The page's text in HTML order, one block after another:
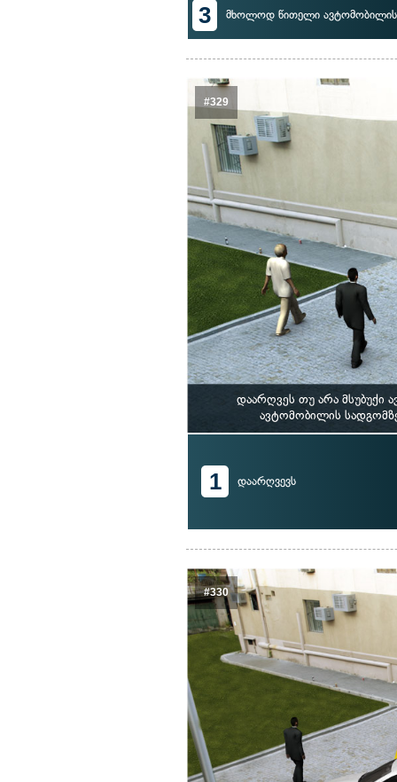
3 მხოლოდ წითელი
#329
დაარღვეს თუ არა მსუბუქი
ავტომობილის
1 დაარღვევს
#330